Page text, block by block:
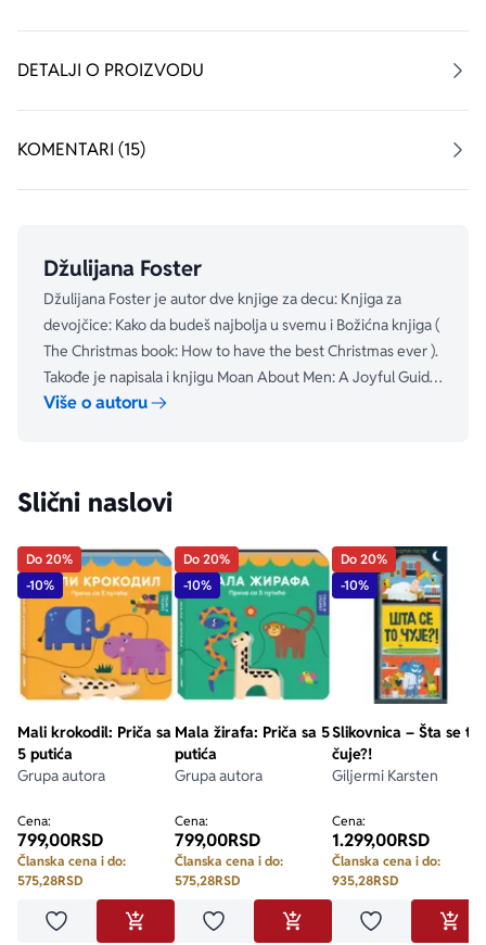
DETALJI O PROIZVODU
KOMENTARI (15)
Džulijana Foster
Džulijana Foster je autor dve knjige za decu: Knjiga za
devojčice: Kako da budeš najbolja u svemu i Božićna knjiga (
The Christmas book: How to have the best Christmas ever ).
Takođe je napisala i knjigu Moan About Men: A Joyful Guide
to the Things Men Do That Drive Women Mad.
Više o autoru
Slični naslovi
Do 20%
-10%
Mali krokodil: Priča sa
5 putića
Grupa autora
Cena:
799,00RSD
Članska cena i do:
575,28RSD
Dodaj u omiljeneDODAJ U KORPU
Do 20%
-10%
Mala žirafa: Priča sa 5
putića
Grupa autora
Cena:
799,00RSD
Članska cena i do:
575,28RSD
Dodaj u omiljeneDODAJ U KORPU
Do 20%
-10%
Slikovnica – Šta se to
čuje?!
Giljermi Karsten
Cena:
1.299,00RSD
Članska cena i do:
935,28RSD
Dodaj u